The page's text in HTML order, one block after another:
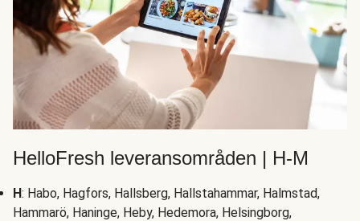
HelloFresh leveransområden | H-M
H: Habo, Hagfors, Hallsberg, Hallstahammar, Halmstad,
Hammarö, Haninge, Heby, Hedemora, Helsingborg,